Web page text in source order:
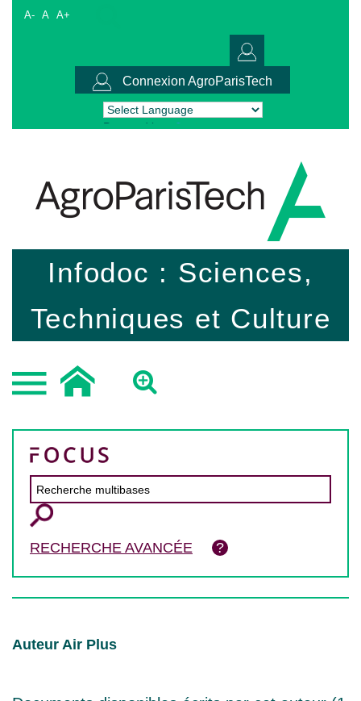
A- A A+
Connexion AgroParisTech
Powered by Translate
Infodoc : Sciences,
Techniques et Culture
RECHERCHE AVANCÉE
Auteur Air Plus